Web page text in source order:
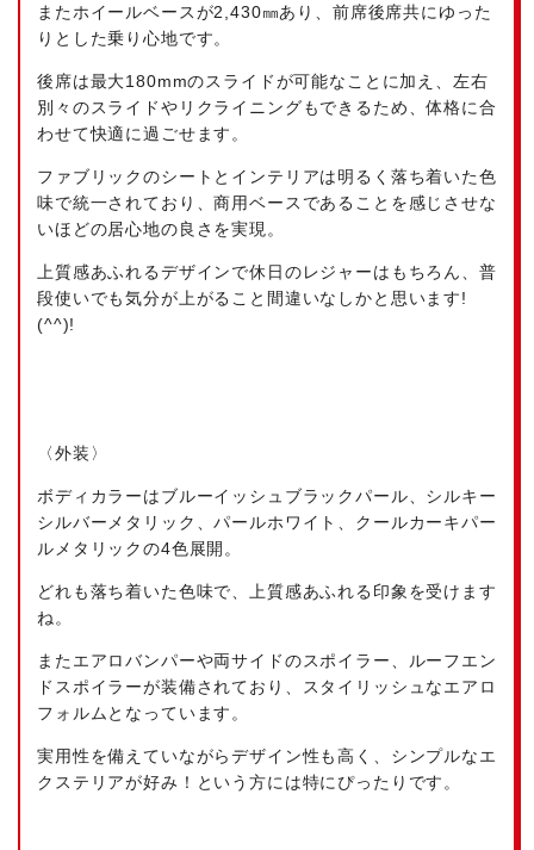
またホイールベースが2,430㎜あり、前席後席共にゆった
りとした乗り心地です。
後席は最大180mmのスライドが可能なことに加え、左右
別々のスライドやリクライニングもできるため、体格に合
わせて快適に過ごせます。
ファブリックのシートとインテリアは明るく落ち着いた色
味で統一されており、商用ベースであることを感じさせな
いほどの居心地の良さを実現。
上質感あふれるデザインで休日のレジャーはもちろん、普
段使いでも気分が上がること間違いなしかと思います!
(^^)!
〈外装〉
ボディカラーはブルーイッシュブラックパール、シルキー
シルバーメタリック、パールホワイト、クールカーキパー
ルメタリックの4色展開。
どれも落ち着いた色味で、上質感あふれる印象を受けます
ね。
またエアロバンパーや両サイドのスポイラー、ルーフエン
ドスポイラーが装備されており、スタイリッシュなエアロ
フォルムとなっています。
実用性を備えていながらデザイン性も高く、シンプルなエ
クステリアが好み！という方には特にぴったりです。